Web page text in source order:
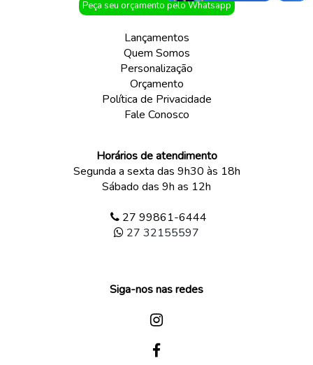
Peça seu orçamento pelo Whatsapp
Lançamentos
Quem Somos
Personalização
Orçamento
Política de Privacidade
Fale Conosco
Horários de atendimento
Segunda a sexta das 9h30 às 18h
Sábado das 9h as 12h
27 99861-6444
27 32155597
Siga-nos nas redes